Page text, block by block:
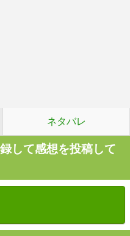
ネタバレ
して感想を投稿して